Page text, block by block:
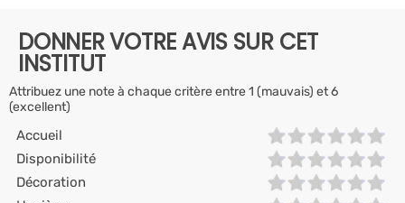
DONNER VOTRE AVIS SUR CET
INSTITUT
Attribuez une note à chaque critère entre 1 (mauvais) et 6
(excellent)
Accueil
Disponibilité
Décoration